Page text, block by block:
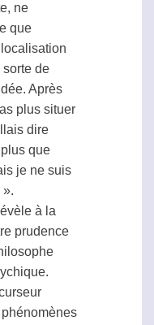
ne
que
sorte de
Après
plus situer
dire
que
je ne suis
».
à la
prudence
.